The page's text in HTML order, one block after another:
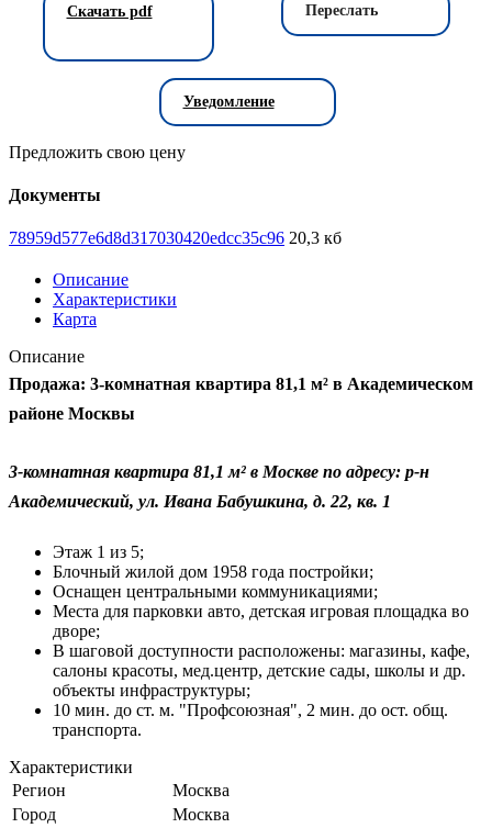
Переслать
Скачать pdf
Уведомление
Предложить свою цену
Документы
78959d577e6d8d317030420edcc35c96 20,3 кб
Описание
Характеристики
Карта
Описание
Продажа: 3-комнатная квартира 81,1 м² в Академическом
районе Москвы
3-комнатная квартира 81,1 м² в Москве по адресу: р-н
Академический, ул. Ивана Бабушкина, д. 22, кв. 1
Этаж 1 из 5;
Блочный жилой дом 1958 года постройки;
Оснащен центральными коммуникациями;
Места для парковки авто, детская игровая площадка во
дворе;
В шаговой доступности расположены: магазины, кафе,
салоны красоты, мед.центр, детские сады, школы и др.
объекты инфраструктуры;
10 мин. до ст. м. "Профсоюзная", 2 мин. до ост. общ.
транспорта.
Характеристики
Регион
Москва
Город
Москва